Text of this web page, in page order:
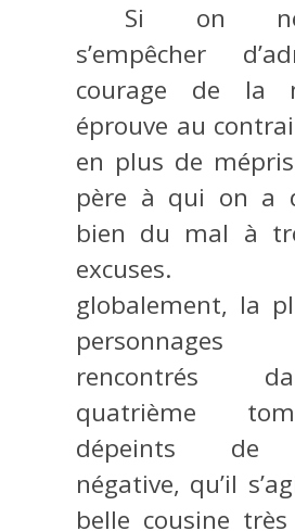
Si on
s’empêcher
courage de la
éprouve au
en plus de
père à qui on a
bien du mal à
excuses.
globalement, la
rencontrés
quatrième
dépeints de
négative, qu’il
belle cousine